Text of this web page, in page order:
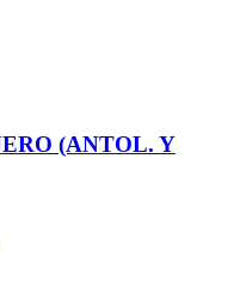
(ANTOL. Y